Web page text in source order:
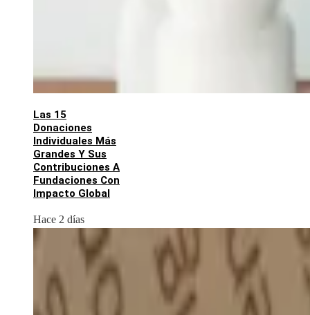
Las 15
Donaciones
Individuales Más
Grandes Y Sus
Contribuciones A
Fundaciones Con
Impacto Global
Hace 2 días